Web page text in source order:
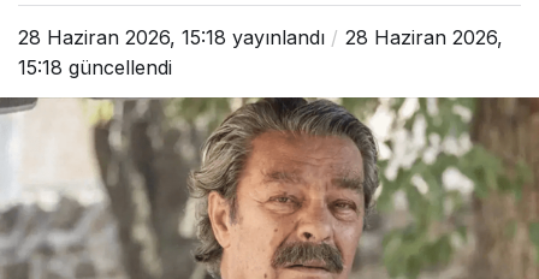
28 Haziran 2026, 15:18 yayınlandı
28 Haziran 2026,
15:18 güncellendi